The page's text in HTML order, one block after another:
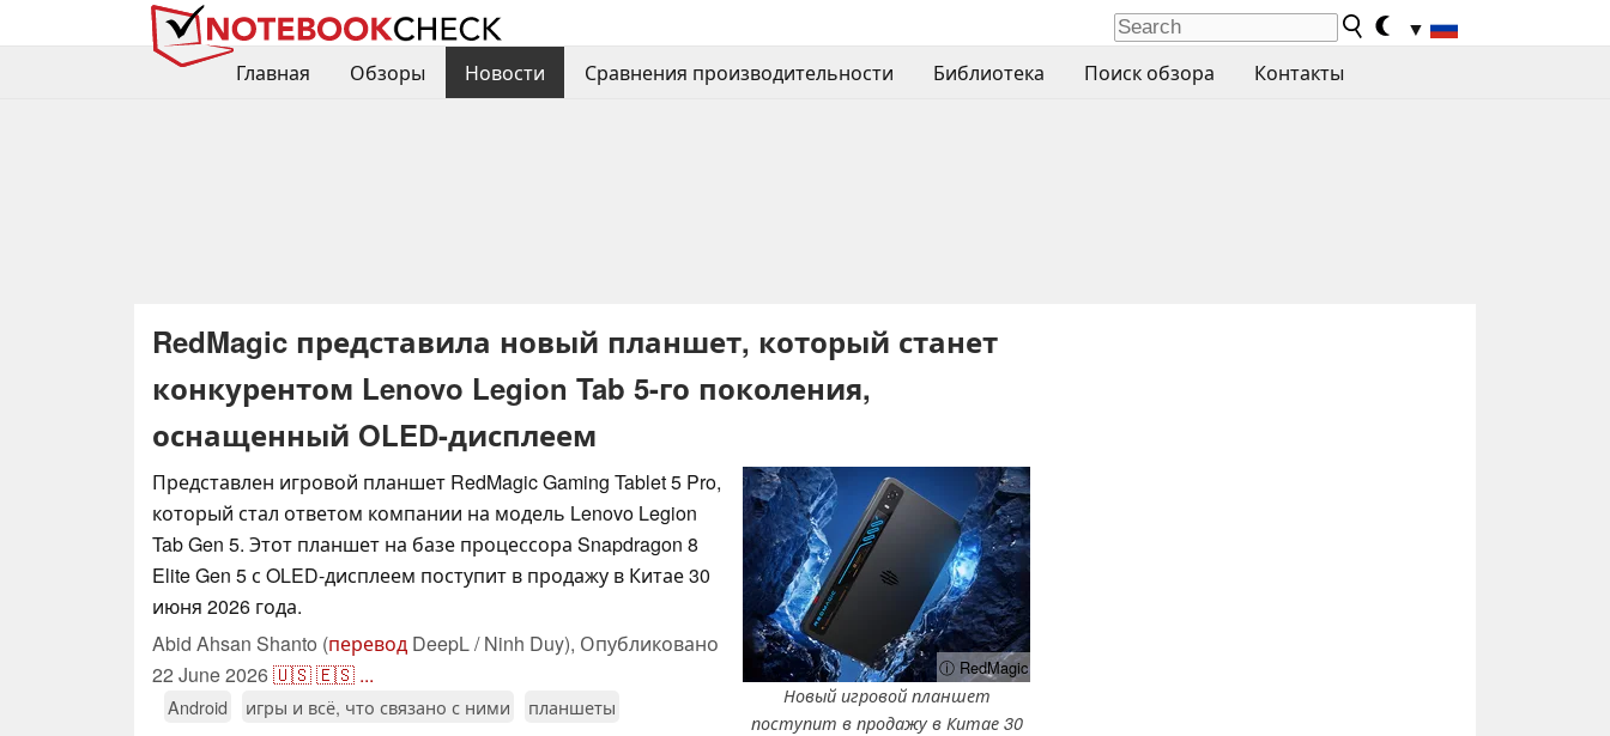
▼
Главная
Обзоры Новости Сравнения производительности Библиотека Поиск обзора Контакты
RedMagic представила новый планшет, который станет
конкурентом Lenovo Legion Tab 5-го поколения,
оснащенный OLED-дисплеем
ⓘ RedMagic
Новый игровой планшет
поступит в продажу в Китае 30
Представлен игровой планшет RedMagic Gaming Tablet 5 Pro,
который стал ответом компании на модель Lenovo Legion
Tab Gen 5. Этот планшет на базе процессора Snapdragon 8
Elite Gen 5 с OLED-дисплеем поступит в продажу в Китае 30
июня 2026 года.
Abid Ahsan Shanto (перевод DeepL / Ninh Duy), Опубликовано
22 June 2026🇺🇸🇪🇸 ...
Android игры и всё, что связано с ними планшеты